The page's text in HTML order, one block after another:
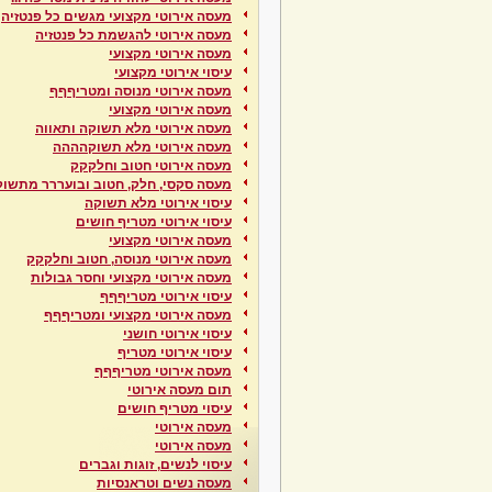
מעסה אירוטי מקצועי מגשים כל פנטזיה
מעסה אירוטי להגשמת כל פנטזיה
מעסה אירוטי מקצועי
עיסוי אירוטי מקצועי
מעסה אירוטי מנוסה ומטריףףף
מעסה אירוטי מקצועי
מעסה אירוטי מלא תשוקה ותאווה
מעסה אירוטי מלא תשוקהההה
מעסה אירוטי חטוב וחלקקק
מעסה סקסי, חלק, חטוב ובועררר
עיסוי אירוטי מלא תשוקה
עיסוי אירוטי מטריף חושים
מעסה אירוטי מקצועי
מעסה אירוטי מנוסה, חטוב וחלקקק
מעסה אירוטי מקצועי וחסר גבולות
עיסוי אירוטי מטריףףף
מעסה אירוטי מקצועי ומטריףףף
עיסוי אירוטי חושני
עיסוי אירוטי מטריף
מעסה אירוטי מטריףףף
תום מעסה אירוטי
עיסוי מטריף חושים
מעסה אירוטי
מעסה אירוטי
עיסוי לנשים, זוגות וגברים
מעסה נשים וטראנסיות